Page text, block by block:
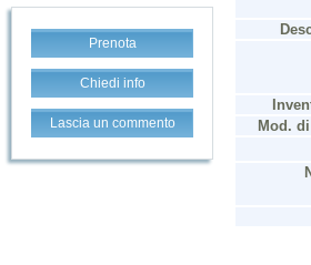
Prenota
Chiedi info
Lascia un commento